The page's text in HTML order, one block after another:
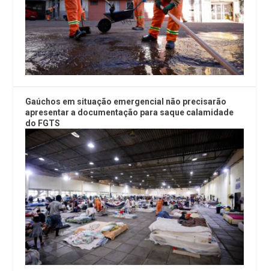
Gaúchos em situação emergencial não precisarão
apresentar a documentação para saque calamidade
do FGTS